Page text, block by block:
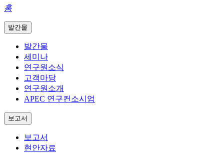
홈
발간물
발간물
세미나
연구원소식
고객마당
연구원소개
APEC 연구컨소시엄
보고서
보고서
현안자료